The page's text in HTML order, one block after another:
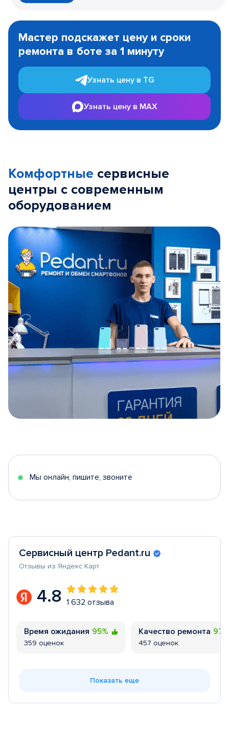
1
Мастер подскажет цену и сроки
ремонта в боте за 1 минуту
Узнать цену в TG
Узнать цену в MAX
Комфортные сервисные
центры с современным
оборудованием
5
Мы онлайн, пишите, звоните
Сервисный центр Pedant.ru
Отзывы из Яндекс Карт
4.8 1 632 отзыва
Время ожидания 95%
359 оценок
Качество ремонта
457 оценок
Показать еще